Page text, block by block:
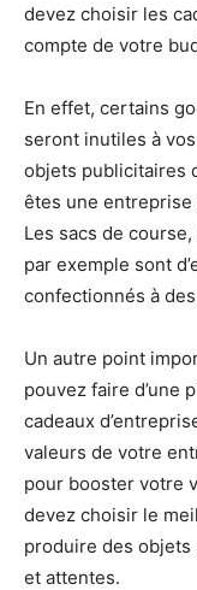
devez choisir les
compte de votre
En effet, certains
seront inutiles à
objets publicitaires
êtes une
Les sacs de
par exemple sont
confectionnés à
Un autre point
pouvez faire d’une
cadeaux
valeurs de votre
pour booster votre
devez choisir le
produire des objets
et attentes.